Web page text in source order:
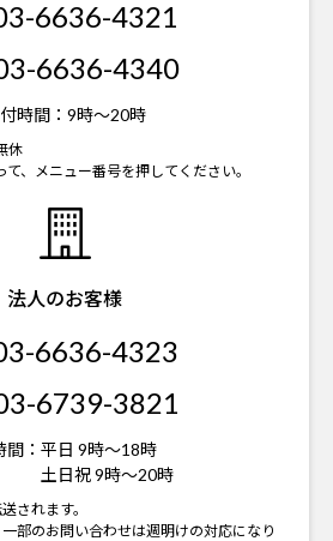
6636-4321
6636-4340
時間： 9時～20時
休
、メニュー番号を押してください。
法人のお客様
6636-4323
6739-3821
： 平日 9時～18時
土日祝 9時～20時
されます。
部のお問い合わせは週明けの対応になり